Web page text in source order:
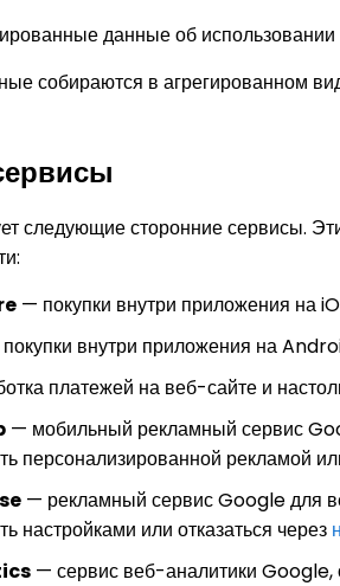
данные об
собираются в агрегированном
следующие сторонние сервисы.
— покупки внутри приложения на
внутри приложения на
платежей на веб-сайте и
— мобильный рекламный сервис
персонализированной рекламой
— рекламный сервис Google для
настройками или отказаться через
— сервис веб-аналитики Google,